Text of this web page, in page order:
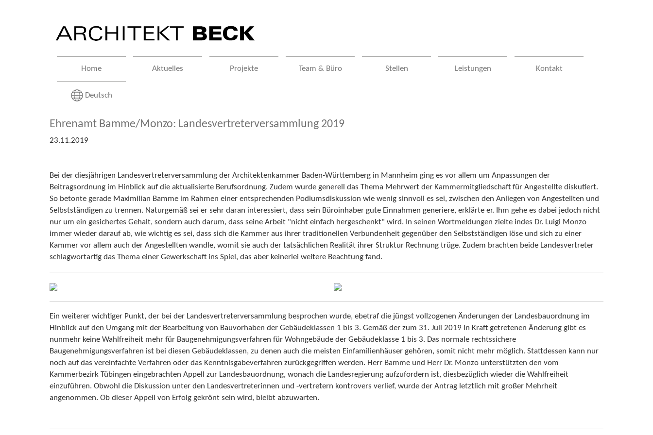
Home Aktuelles Projekte Team & Büro Stellen Leistungen Kontakt
Deutsch
Ehrenamt Bamme/Monzo: Landesvertreterversammlung 2019
23.11.2019
Bei der diesjährigen Landesvertreterversammlung der Architektenkammer Baden-Württemberg in Mannheim ging es vor allem um Anpassungen der
Beitragsordnung im Hinblick auf die aktualisierte Berufsordnung. Zudem wurde generell das Thema Mehrwert der Kammermitgliedschaft für Angestellte diskutiert.
So betonte gerade Maximilian Bamme im Rahmen einer entsprechenden Podiumsdiskussion wie wenig sinnvoll es sei, zwischen den Anliegen von Angestellten und
Selbstständigen zu trennen. Naturgemäß sei er sehr daran interessiert, dass sein Büroinhaber gute Einnahmen generiere, erklärte er. Ihm gehe es dabei jedoch nicht
nur um ein gesichertes Gehalt, sondern auch darum, dass seine Arbeit "nicht einfach hergeschenkt" wird. In seinen Wortmeldungen zielte indes Dr. Luigi Monzo
immer wieder darauf ab, wie wichtig es sei, dass sich die Kammer aus ihrer traditionellen Verbundenheit gegenüber den Selbstständigen löse und sich zu einer
Kammer vor allem auch der Angestellten wandle, womit sie auch der tatsächlichen Realität ihrer Struktur Rechnung trüge. Zudem brachten beide Landesvertreter
schlagwortartig das Thema einer Gewerkschaft ins Spiel, das aber keinerlei weitere Beachtung fand.
Ein weiterer wichtiger Punkt, der bei der Landesvertreterversammlung besprochen wurde, ebetraf die jüngst vollzogenen Änderungen der Landesbauordnung im
Hinblick auf den Umgang mit der Bearbeitung von Bauvorhaben der Gebäudeklassen 1 bis 3. Gemäß der zum 31. Juli 2019 in Kraft getretenen Änderung gibt es
nunmehr keine Wahlfreiheit mehr für Baugenehmigungsverfahren für Wohngebäude der Gebäudeklasse 1 bis 3. Das normale rechtssichere
Baugenehmigungsverfahren ist bei diesen Gebäudeklassen, zu denen auch die meisten Einfamilienhäuser gehören, somit nicht mehr möglich. Stattdessen kann nur
noch auf das vereinfachte Verfahren oder das Kenntnisgabeverfahren zurückgegriffen werden. Herr Bamme und Herr Dr. Monzo unterstützten den vom
Kammerbezirk Tübingen eingebrachten Appell zur Landesbauordnung, wonach die Landesregierung aufzufordern ist, diesbezüglich wieder die Wahlfreiheit
einzuführen. Obwohl die Diskussion unter den Landesvertreterinnen und -vertretern kontrovers verlief, wurde der Antrag letztlich mit großer Mehrheit
angenommen. Ob dieser Appell von Erfolg gekrönt sein wird, bleibt abzuwarten.